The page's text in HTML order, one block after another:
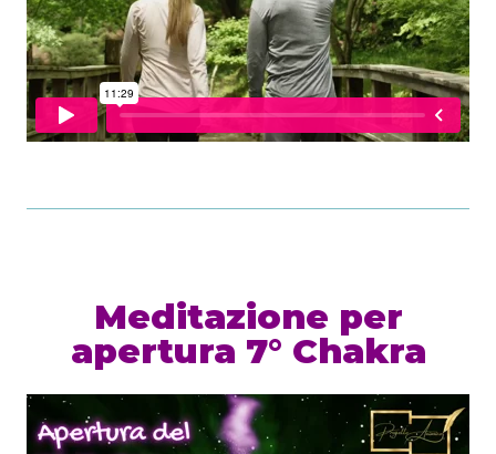
Meditazione per
apertura 7° Chakra